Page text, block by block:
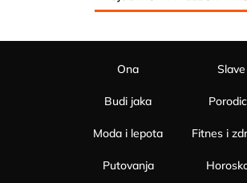
Ona
Budi jaka
Moda i lepota
Slave
Fitnes i
Putovanja